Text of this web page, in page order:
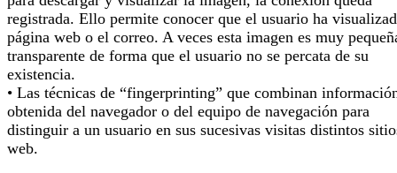
registrada. Ello permite conocer que el usuario ha
página web o el correo. A veces esta imagen es muy
transparente de forma que el usuario no se percata de su
existencia.
• Las técnicas de “fingerprinting” que combinan
obtenida del navegador o del equipo de navegación para
distinguir a un usuario en sus sucesivas visitas distintos
web.